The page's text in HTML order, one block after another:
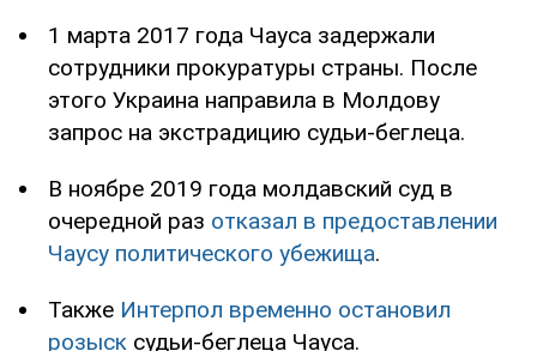
1 марта 2017 года Чауса задержали
сотрудники прокуратуры страны. После
этого Украина направила в Молдову
запрос на экстрадицию судьи-беглеца.
В ноябре 2019 года молдавский суд в
очередной раз отказал в предоставлении
Чаусу политического убежища.
Также Интерпол временно остановил
розыск судьи-беглеца Чауса.